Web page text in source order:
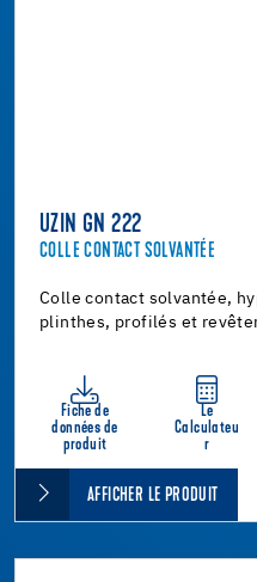
UZIN GN 222
COLLE CONTACT SOLVANTÉE
Colle contact solvantée,
plinthes, profilés et
Fiche de
données de
produit
Le
Calculateu
r
AFFICHER LE PRODUIT